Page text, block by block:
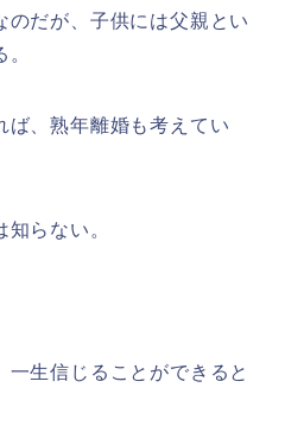
のだが、子供には父親とい
ば、熟年離婚も考えてい
らない。
生信じることができると